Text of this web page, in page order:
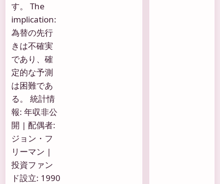
す。 The
implication:
為替の先行
きは不確実
であり、確
定的な予測
は困難であ
る。 統計情
報: 年収非公
開 | 配偶者:
ジョン・フ
リーマン |
投資ファン
ド設立: 1990